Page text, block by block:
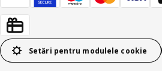
Setări pentru modulele cookie